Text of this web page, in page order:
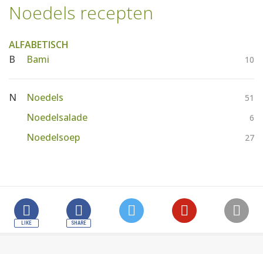
HOME
Noedels recepten
ALFABETISCH
B
Bami 10
N Noedels 51
Noedelsalade 6
Noedelsoep 27